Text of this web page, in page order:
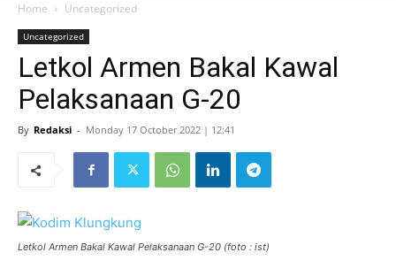
Home Uncategorized
Uncategorized
Letkol Armen Bakal Kawal
Pelaksanaan G-20
By Redaksi - Monday 17 October 2022 | 12:41
Letkol Armen Bakal Kawal Pelaksanaan G-20 (foto : ist)